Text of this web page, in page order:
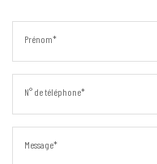
Prénom*
N° de téléphone*
Message*